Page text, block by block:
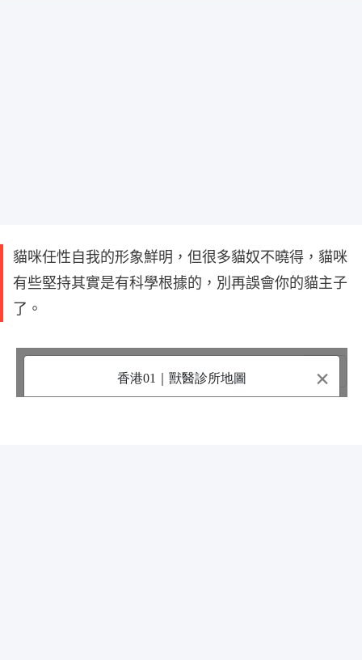
貓咪任性自我的形象鮮明，但很多貓奴不曉得，貓咪
有些堅持其實是有科學根據的，別再誤會你的貓主子
了。